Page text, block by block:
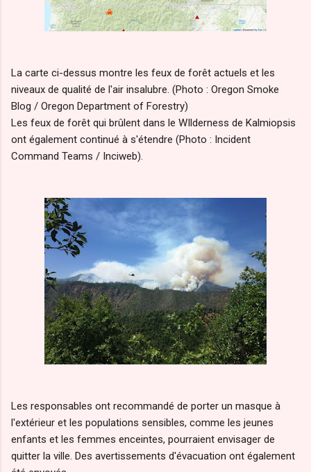
La carte ci-dessus montre les feux de forêt actuels et les
niveaux de qualité de l'air insalubre. (Photo : Oregon Smoke
Blog / Oregon Department of Forestry)
Les feux de forêt qui brûlent dans le WIlderness de Kalmiopsis
ont également continué à s'étendre (Photo : Incident
Command Teams / Inciweb).
Les responsables ont recommandé de porter un masque à
l'extérieur et les populations sensibles, comme les jeunes
enfants et les femmes enceintes, pourraient envisager de
quitter la ville. Des avertissements d'évacuation ont également